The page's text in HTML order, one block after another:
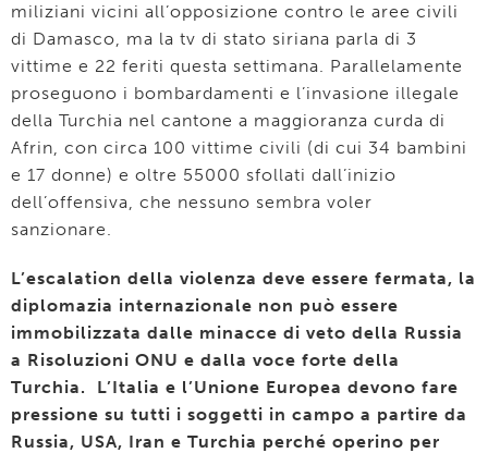
miliziani vicini all’opposizione contro le aree civili
di Damasco, ma la tv di stato siriana parla di 3
vittime e 22 feriti questa settimana. Parallelamente
proseguono i bombardamenti e l’invasione illegale
della Turchia nel cantone a maggioranza curda di
Afrin, con circa 100 vittime civili (di cui 34 bambini
e 17 donne) e oltre 55000 sfollati dall’inizio
dell’offensiva, che nessuno sembra voler
sanzionare.
L’escalation della violenza deve essere fermata, la
diplomazia internazionale non può essere
immobilizzata dalle minacce di veto della Russia
a Risoluzioni ONU e dalla voce forte della
Turchia. L’Italia e l’Unione Europea devono fare
pressione su tutti i soggetti in campo a partire da
Russia, USA, Iran e Turchia perché operino per